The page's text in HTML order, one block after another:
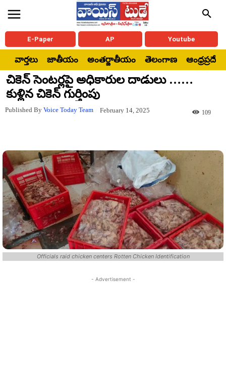
E-Paper AP Youtube
వార్తలు జాతీయం అంతర్జాతీయం తెలంగాణ ఆంధ్రప్రదేశ్
చికెన్ సెంటర్లపై అధికారుల దాడులు ……
కుళ్లిన చికెన్ గుర్తింపు
Published By Voice Today Team February 14, 2025 109
Officials raid chicken centers Rotten Chicken Identification
- Advertisement -